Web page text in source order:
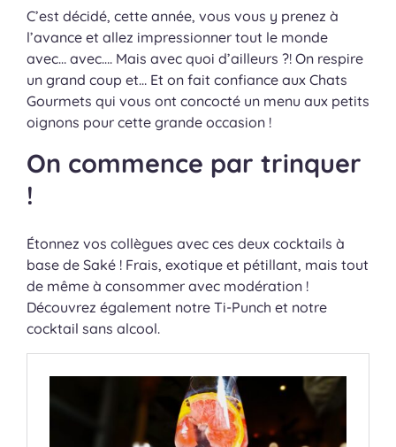
C’est décidé, cette année, vous vous y prenez à
l’avance et allez impressionner tout le monde
avec… avec…. Mais avec quoi d’ailleurs ?! On respire
un grand coup et… Et on fait confiance aux Chats
Gourmets qui vous ont concocté un menu aux petits
oignons pour cette grande occasion !
On commence par trinquer
!
Étonnez vos collègues avec ces deux cocktails à
base de Saké ! Frais, exotique et pétillant, mais tout
de même à consommer avec modération !
Découvrez également notre Ti-Punch et notre
cocktail sans alcool.